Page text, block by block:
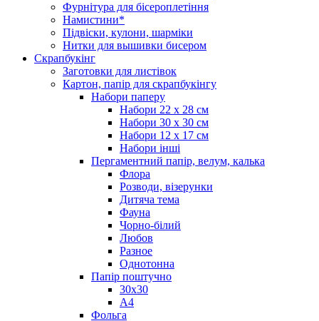
Фурнітура для бісероплетіння
Намистини*
Підвіски, кулони, шарміки
Нитки для вышивки бисером
Скрапбукінг
Заготовки для листівок
Картон, папір для скрапбукінгу
Набори паперу
Набори 22 х 28 см
Набори 30 х 30 см
Набори 12 х 17 см
Набори інші
Пергаментний папір, велум, калька
Флора
Розводи, візерунки
Дитяча тема
Фауна
Чорно-білий
Любов
Разное
Однотонна
Папір поштучно
30х30
А4
Фольга